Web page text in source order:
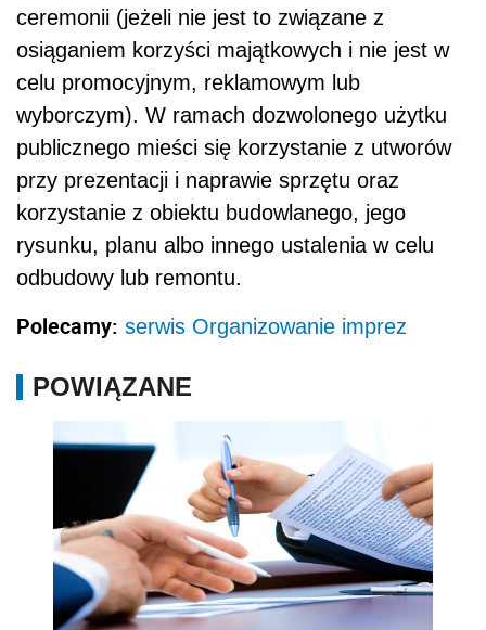
ceremonii (jeżeli nie jest to związane z
osiąganiem korzyści majątkowych i nie jest w
celu promocyjnym, reklamowym lub
wyborczym). W ramach dozwolonego użytku
publicznego mieści się korzystanie z utworów
przy prezentacji i naprawie sprzętu oraz
korzystanie z obiektu budowlanego, jego
rysunku, planu albo innego ustalenia w celu
odbudowy lub remontu.
Polecamy: serwis Organizowanie imprez
POWIĄZANE